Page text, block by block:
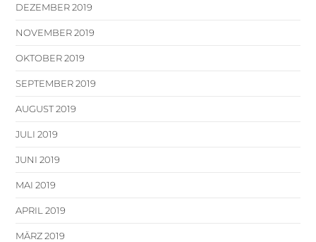
DEZEMBER 2019
NOVEMBER 2019
OKTOBER 2019
SEPTEMBER 2019
AUGUST 2019
JULI 2019
JUNI 2019
MAI 2019
APRIL 2019
MÄRZ 2019